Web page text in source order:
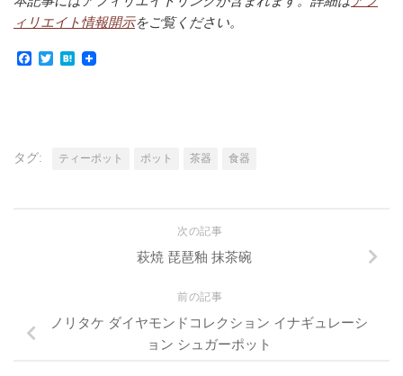
ィリエイト情報開示をご覧ください。
Facebook
TwitterHatena
タグ: ティーポット ポット 茶器 食器
次の記事
萩焼 琵琶釉 抹茶碗
前の記事
ノリタケ ダイヤモンドコレクション イナギュレーシ
ョン シュガーポット